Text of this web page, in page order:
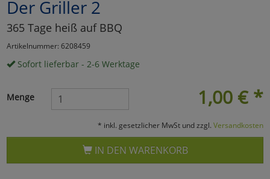
Der Griller 2
365 Tage heiß auf BBQ
Artikelnummer: 6208459
Sofort lieferbar - 2-6 Werktage
1,00 € *
Menge
* inkl. gesetzlicher MwSt und zzgl. Versandkosten
IN DEN WARENKORB
Cookies
Einstellungen speichern
zurückzu Haupptseite